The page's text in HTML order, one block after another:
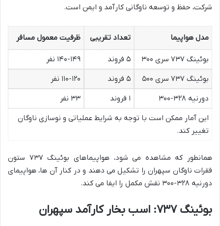
شرکت، حفظ و توسعه ناوگانی کارآمد و ایمن است.
مدل هواپیما تعداد تقریبی ظرفیت معمول مسافر
بوئینگ ۷۳۷ سری ۳۰۰ ۵ فروند
۱۴۰-۱۴۹ نفر
بوئینگ ۷۳۷ سری ۵۰۰
۵ فروند
۱۱۰-۱۲۰ نفر
دورنیه ۳۲۸-۳۰۰
۱ فروند
۳۳ نفر
این آمار ممکن است با توجه به شرایط عملیاتی و نوسازی ناوگان
تغییر کند.
همانطور که مشاهده می شود، هواپیماهای بوئینگ ۷۳۷ ستون
فقرات ناوگان سپهران را تشکیل می دهند و در کنار آن ها، هواپیمای
دورنیه ۳۲۸-۳۰۰ نقش مکمل را ایفا می کند.
بوئینگ ۷۳۷: اسب بخار کارآمد سپهران